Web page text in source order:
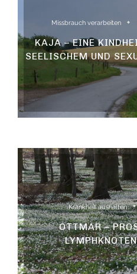
Missbrauch verarbeiten
KAJA – EINE
SEELISCHEM UND
Krankheit aushalten
OTTMAR –